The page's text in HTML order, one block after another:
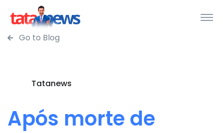
Go to Blog
Tatanews
Após morte de